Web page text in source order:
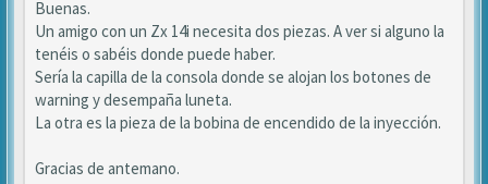
Buenas.
Un amigo con un Zx 14i necesita dos piezas. A ver si alguno la
tenéis o sabéis donde puede haber.
Sería la capilla de la consola donde se alojan los botones de
warning y desempaña luneta.
La otra es la pieza de la bobina de encendido de la inyección.
Gracias de antemano.